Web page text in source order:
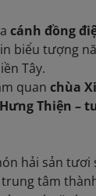
cánh đồng
biểu tượng
Tây.
quan chùa
Thiện –
hải sản tươi
tâm